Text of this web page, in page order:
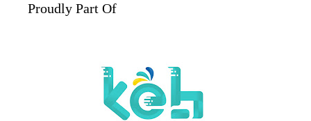
Proudly Part Of